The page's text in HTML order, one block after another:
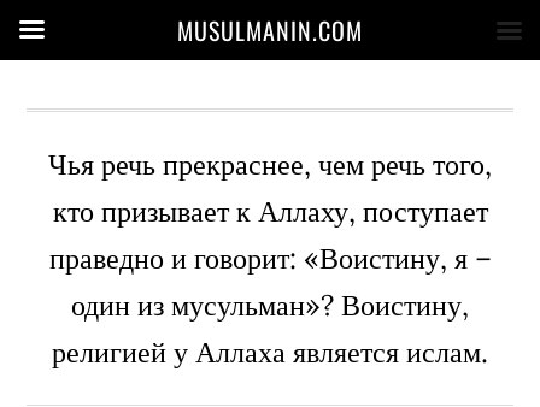
Чья речь прекраснее, чем речь того,
кто призывает к Аллаху, поступает
праведно и говорит: «Воистину, я –
один из мусульман»? Воистину,
религией у Аллаха является ислам.
MUSULMANIN.COM